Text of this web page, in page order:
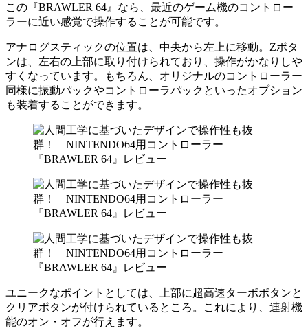
この『BRAWLER 64』なら、最近のゲーム機のコントロー
ラーに近い感覚で操作することが可能です。
アナログスティックの位置は、中央から左上に移動。Zボタ
ンは、左右の上部に取り付けられており、操作がかなりしや
すくなっています。もちろん、オリジナルのコントローラー
同様に振動パックやコントローラパックといったオプション
も装着することができます。
ユニークなポイントとしては、上部に超高速ターボボタンと
クリアボタンが付けられているところ。これにより、連射機
能のオン・オフが行えます。